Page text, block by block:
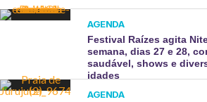
AGENDA
Festival Raízes agita
semana, dias 27 e 28,
saudável, shows e
idades
AGENDA